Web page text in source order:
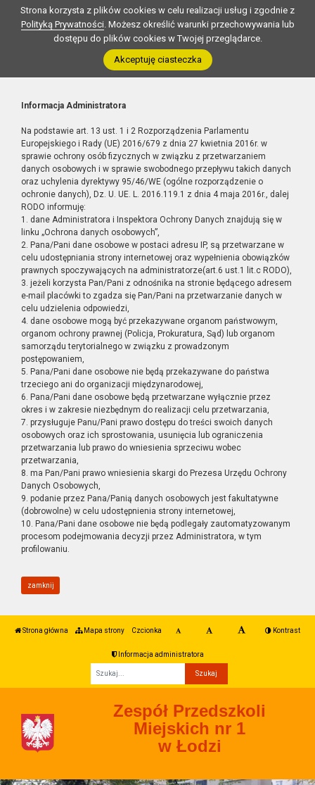
Strona korzysta z plików cookies w celu realizacji usług i zgodnie z
Polityką Prywatności. Możesz określić warunki przechowywania lub
dostępu do plików cookies w Twojej przeglądarce.
Akceptuję ciasteczka
Informacja Administratora
Na podstawie art. 13 ust. 1 i 2 Rozporządzenia Parlamentu
Europejskiego i Rady (UE) 2016/679 z dnia 27 kwietnia 2016r. w
sprawie ochrony osób fizycznych w związku z przetwarzaniem
danych osobowych i w sprawie swobodnego przepływu takich danych
oraz uchylenia dyrektywy 95/46/WE (ogólne rozporządzenie o
ochronie danych), Dz. U. UE. L. 2016.119.1 z dnia 4 maja 2016r., dalej
RODO informuję:
1. dane Administratora i Inspektora Ochrony Danych znajdują się w
linku „Ochrona danych osobowych”,
2. Pana/Pani dane osobowe w postaci adresu IP, są przetwarzane w
celu udostępniania strony internetowej oraz wypełnienia obowiązków
prawnych spoczywających na administratorze(art.6 ust.1 lit.c RODO),
3. jeżeli korzysta Pan/Pani z odnośnika na stronie będącego adresem
e-mail placówki to zgadza się Pan/Pani na przetwarzanie danych w
celu udzielenia odpowiedzi,
4. dane osobowe mogą być przekazywane organom państwowym,
organom ochrony prawnej (Policja, Prokuratura, Sąd) lub organom
samorządu terytorialnego w związku z prowadzonym
postępowaniem,
5. Pana/Pani dane osobowe nie będą przekazywane do państwa
trzeciego ani do organizacji międzynarodowej,
6. Pana/Pani dane osobowe będą przetwarzane wyłącznie przez
okres i w zakresie niezbędnym do realizacji celu przetwarzania,
7. przysługuje Panu/Pani prawo dostępu do treści swoich danych
osobowych oraz ich sprostowania, usunięcia lub ograniczenia
przetwarzania lub prawo do wniesienia sprzeciwu wobec
przetwarzania,
8. ma Pan/Pani prawo wniesienia skargi do Prezesa Urzędu Ochrony
Danych Osobowych,
9. podanie przez Pana/Panią danych osobowych jest fakultatywne
(dobrowolne) w celu udostępnienia strony internetowej,
10. Pana/Pani dane osobowe nie będą podlegały zautomatyzowanym
procesom podejmowania decyzji przez Administratora, w tym
profilowaniu.
zamknij
Strona główna Mapa strony Czcionka Kontrast
Informacja administratora
Zespół Przedszkoli
Miejskich nr 1
w Łodzi